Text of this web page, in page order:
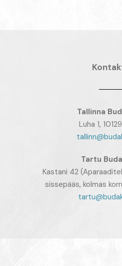
Tallinna
Luha 1,
Tartu
Kastani 42
sissepääs, kolmas